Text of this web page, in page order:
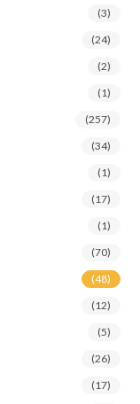
(3)
(24)
(2)
(1)
(257)
(34)
(1)
(17)
(1)
(70)
(48)
(12)
(5)
(26)
(17)